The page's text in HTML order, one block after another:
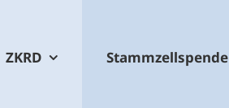
ZKRD Stammzellspende